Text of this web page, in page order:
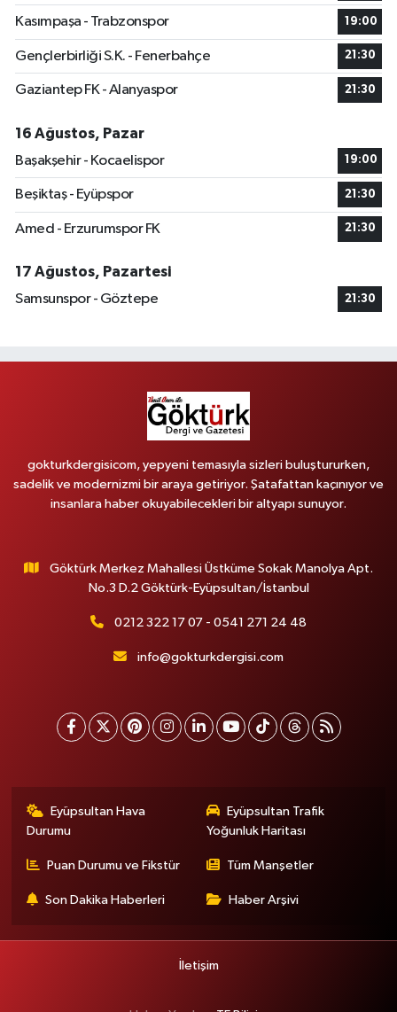
Kasımpaşa - Trabzonspor 19:00
Gençlerbirliği S.K. - Fenerbahçe 21:30
Gaziantep FK - Alanyaspor 21:30
16 Ağustos, Pazar
Başakşehir - Kocaelispor
19:00
Beşiktaş - Eyüpspor 21:30
Amed - Erzurumspor FK 21:30
17 Ağustos, Pazartesi
Samsunspor - Göztepe
21:30
gokturkdergisicom, yepyeni temasıyla sizleri buluştururken,
sadelik ve modernizmi bir araya getiriyor. Şatafattan kaçınıyor ve
insanlara haber okuyabilecekleri bir altyapı sunuyor.
Göktürk Merkez Mahallesi Üstküme Sokak Manolya Apt.
No.3 D.2 Göktürk-Eyüpsultan/İstanbul
0212 322 17 07 - 0541 271 24 48
info@gokturkdergisi.com
Eyüpsultan Hava
Durumu
Eyüpsultan Trafik
Yoğunluk Haritası
Puan Durumu ve Fikstür Tüm Manşetler
Son Dakika Haberleri Haber Arşivi
İletişim